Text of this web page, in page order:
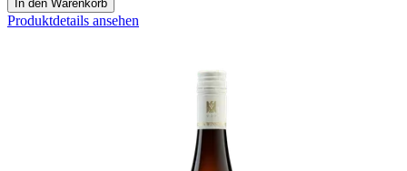
In den Warenkorb
Produktdetails ansehen